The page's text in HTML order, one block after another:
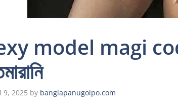
model magi
9, 2025 by banglapanugolpo.com